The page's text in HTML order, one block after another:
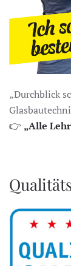
„Durchblick
👉 „Alle